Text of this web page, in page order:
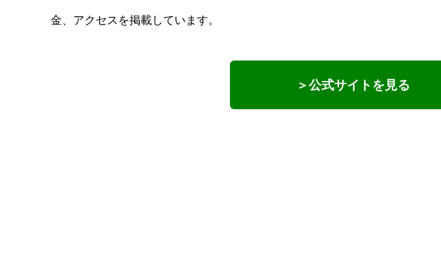
金、アクセスを掲載しています。
＞公式サイトを見る